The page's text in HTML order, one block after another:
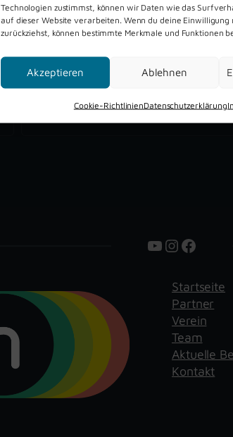
Technologien zustimmst, können wir Daten wie das
auf dieser Website verarbeiten. Wenn du deine Einwilligung
zurückziehst, können bestimmte Merkmale und Funktionen
Akzeptieren Ablehnen
Cookie-RichtlinienDatenschutzerklärung
Dreckburg Open Air
YouTube
Instagram
Startseite
Partner
Verein
Team
Aktuelle
Kontakt